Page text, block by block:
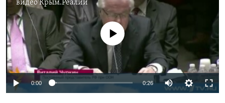
видеоКрым.Реалии
No media source currently available
0:00 0:26